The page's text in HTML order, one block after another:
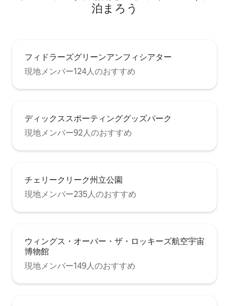
泊まろう
フィドラーズグリーンアンフィシアター
現地メンバー124人のおすすめ
ディックススポーティンググッズパーク
現地メンバー92人のおすすめ
チェリークリーク州立公園
現地メンバー235人のおすすめ
ウィングス・オーバー・ザ・ロッキーズ航空宇宙
博物館
現地メンバー149人のおすすめ